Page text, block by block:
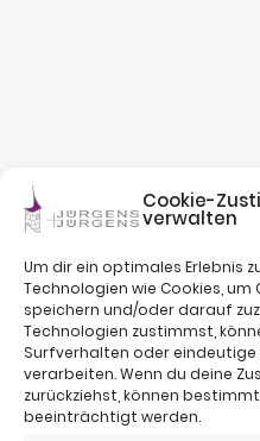
Cookie-
verwalten
Um dir ein optimales Erlebnis
Technologien wie Cookies,
speichern und/oder darauf
Technologien zustimmst,
Surfverhalten oder eindeutige
verarbeiten. Wenn du deine
zurückziehst, können
beeinträchtigt werden.